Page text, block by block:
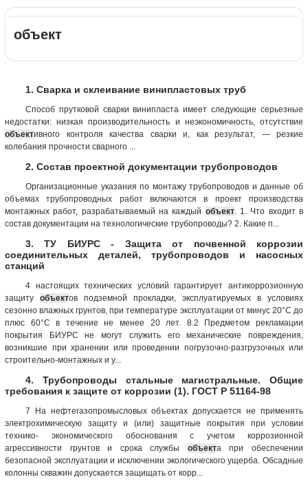
объект
1. Сварка и склеивание винипластовых труб
Способ прутковой сварки винипласта имеет следующие серьезные
недостатки: низкая производительность и неэкономичность, отсутствие
объективного контроля качества сварки и, как результат, — резкие
колебания прочности сварного ...
2. Состав проектной документации трубопроводов
Организационные указания по монтажу трубопроводов и данные об
объемах трубопроводных работ включаются в проект производства
монтажных работ, разрабатываемый на каждый объект. 1. Что входит в
состав документации на технологические трубопроводы? 2. Какие п...
3. ТУ БИУРС - Защита от почвенной коррозии
соединительных деталей, трубопроводов и насосных
станций
4 настоящих технических условий гарантирует антикоррозионную
защиту объектов подземной прокладки, эксплуатируемых в условиях
сезонно влажных грунтов, при температуре эксплуатации от минус 20°С до
плюс 60°С в течение не менее 20 лет. 8.2 Предметом рекламации
покрытия БИУРС не могут служить его механические повреждения,
возникшие при хранении или проведении погрузочно-разгрузочных или
строительно-монтажных и у...
4. Трубопроводы стальные магистральные. Общие
требования к защите от коррозии (1). ГОСТ Р 51164-98
7 На нефтегазопромысловых объектах допускается не применять
электрохимическую защиту и (или) защитные покрытия при условии
технико- экономического обоснования с учетом коррозионной
агрессивности грунтов и срока службы объекта при обеспечении
безопасной эксплуатации и исключении экологического ущерба. Обсадные
колонны скважин допускается защищать от корр...